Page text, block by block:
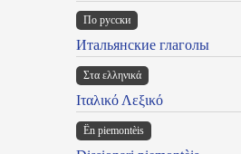
По русски
Итальянские глаголы
Στα ελληνικά
Ιταλικό Λεξικό
Ën piemontèis